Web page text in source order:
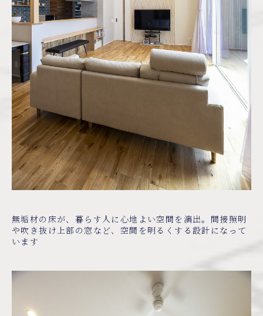
無垢材の床が、暮らす人に心地よい空間を演出。間接照明
や吹き抜け上部の窓など、空間を明るくする設計になって
います